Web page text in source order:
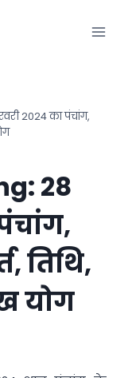
2024 का पंचांग,
28
तिथि,
योग